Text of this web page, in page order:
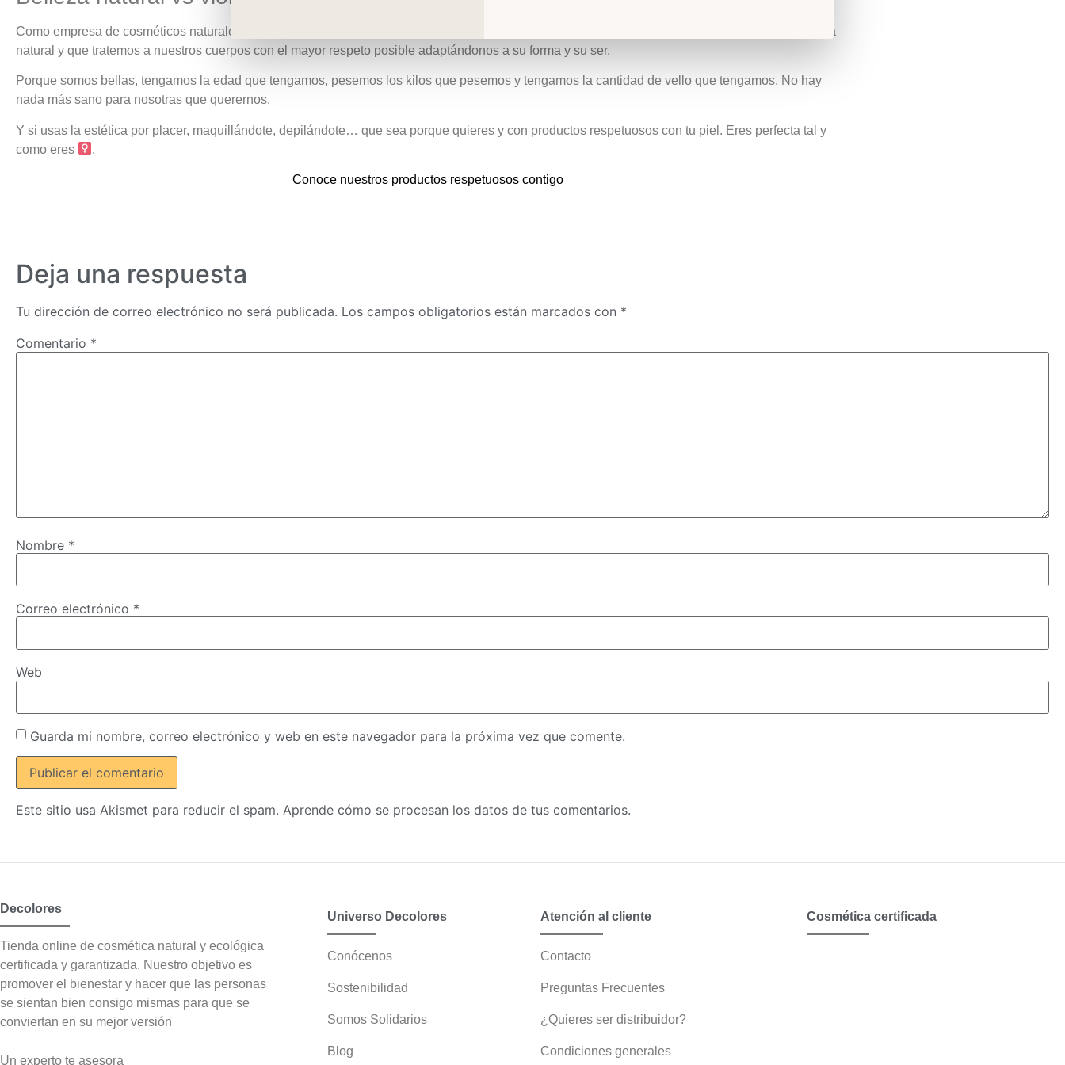
Como empresa de cosméticos naturales no creamos productos con el fin de hacernos cambiar la apariencia, sino para conseguir brillar de manera
natural y que tratemos a nuestros cuerpos con el mayor respeto posible adaptándonos a su forma y su ser.
Porque somos bellas, tengamos la edad que tengamos, pesemos los kilos que pesemos y tengamos la cantidad de vello que tengamos. No hay
nada más sano para nosotras que querernos.
Y si usas la estética por placer, maquillándote, depilándote… que sea porque quieres y con productos respetuosos con tu piel. Eres perfecta tal y
como eres
.
Conoce nuestros productos respetuosos contigo
Deja una respuesta
Tu dirección de correo electrónico no será publicada. Los campos obligatorios están marcados con *
Comentario *
Nombre *
Correo electrónico *
Web
Guarda mi nombre, correo electrónico y web en este navegador para la próxima vez que comente.
Este sitio usa Akismet para reducir el spam. Aprende cómo se procesan los datos de tus comentarios.
Decolores
Tienda online de cosmética natural y ecológica
certificada y garantizada. Nuestro objetivo es
promover el bienestar y hacer que las personas
se sientan bien consigo mismas para que se
conviertan en su mejor versión
Un experto te asesora
Universo Decolores
Conócenos
Sostenibilidad
Somos Solidarios
Blog
Atención al cliente
Contacto
Preguntas Frecuentes
¿Quieres ser distribuidor?
Condiciones generales
Cosmética certificada